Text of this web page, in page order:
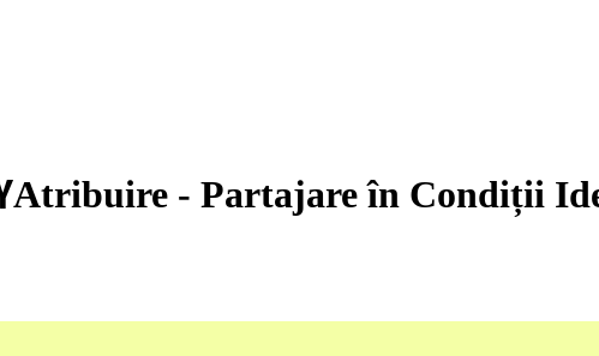
Atribuire - Partajare în Condiții